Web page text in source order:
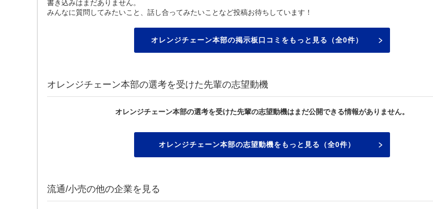
書き込みはまだありません。
みんなに質問してみたいこと、話し合ってみたいことなど投稿お待ちしています！
オレンジチェーン本部の掲示板口コミをもっと見る（全0件）
オレンジチェーン本部の選考を受けた先輩の志望動機
オレンジチェーン本部の選考を受けた先輩の志望動機はまだ公開できる情報がありません。
オレンジチェーン本部の志望動機をもっと見る（全0件）
流通/小売の他の企業を見る